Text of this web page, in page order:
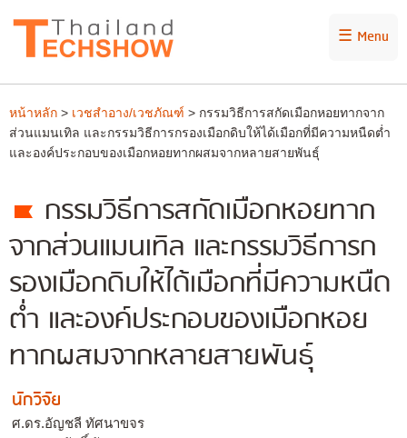
☰ Menu
หน้าหลัก > เวชสำอาง/เวชภัณฑ์ > กรรมวิธีการสกัดเมือกหอยทากจาก
ส่วนแมนเทิล และกรรมวิธีการกรองเมือกดิบให้ได้เมือกที่มีความหนืดต่ำ
และองค์ประกอบของเมือกหอยทากผสมจากหลายสายพันธุ์
กรรมวิธีการสกัดเมือกหอยทาก
จากส่วนแมนเทิล และกรรมวิธีการก
รองเมือกดิบให้ได้เมือกที่มีความหนืด
ต่ำ และองค์ประกอบของเมือกหอย
ทากผสมจากหลายสายพันธุ์
นักวิจัย
ศ.ดร.อัญชลี ทัศนาขจร